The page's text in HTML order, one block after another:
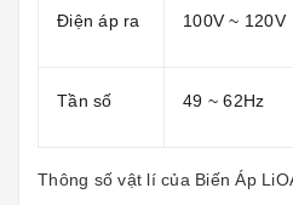
Điện áp ra 100V ~ 120V
Tần số 49 ~ 62Hz
Thông số vật lí của Biến Áp